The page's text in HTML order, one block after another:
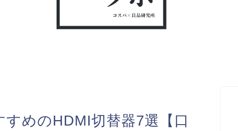
めのHDMI切替器7選【口